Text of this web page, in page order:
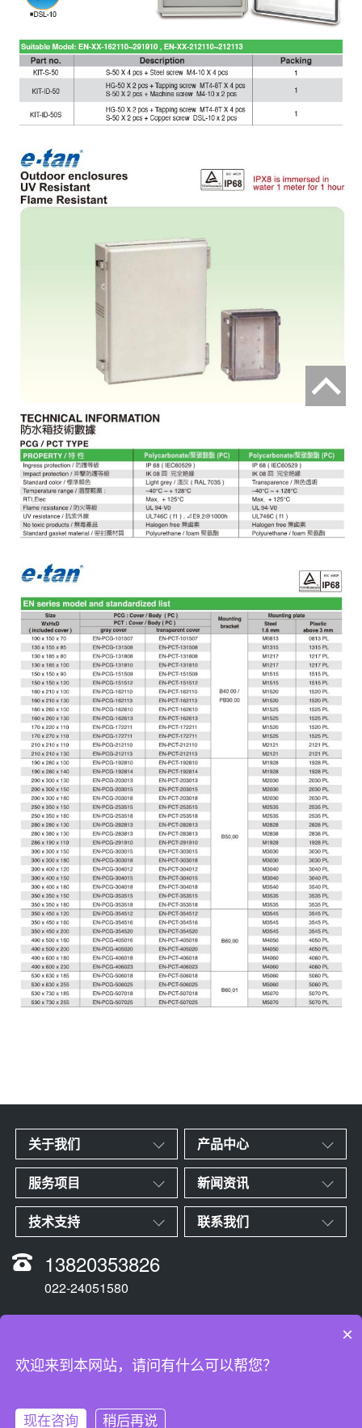
关于我们 产品中心
服务项目 新闻资讯
技术支持 联系我们
13820353826
022-24051580
津ICP备16008184号
×
欢迎来到本网站，请问有什么可以帮您？
现在咨询 稍后再说